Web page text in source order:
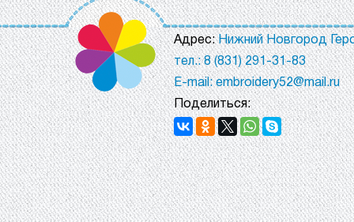
Адрес:Нижний Новгород
тел.: 8 (831) 291-31-83
E-mail: embroidery52@mail.ru
Поделиться: